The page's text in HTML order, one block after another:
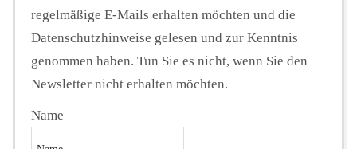
regelmäßige E-Mails erhalten möchten und die
Datenschutzhinweise gelesen und zur Kenntnis
genommen haben. Tun Sie es nicht, wenn Sie den
Newsletter nicht erhalten möchten.
Name